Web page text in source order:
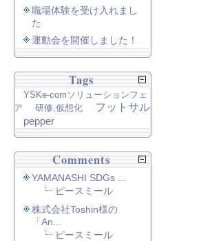
職場体験を受け入れまし
た
運動会を開催しました！
Tags
YSKe-comソリューションフェ
ア
研修,仮想化
フットサル
pepper
Comments
YAMANASHI SDGs ...
ピースミール
株式会社Toshin様の
「An...
ピースミール